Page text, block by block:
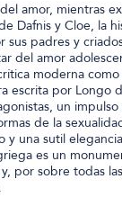
amor, mientras
Dafnis y Cloe, la
sus padres y
del amor
moderna como
escrita por Longo
un
de la
y una sutil
es un
por sobre todas